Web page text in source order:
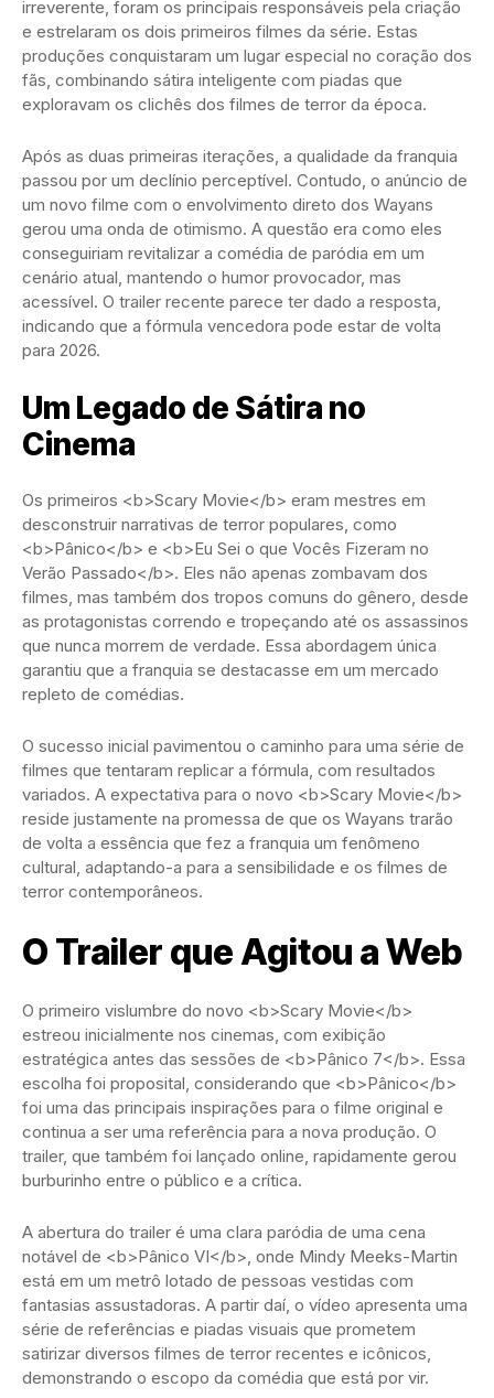
irreverente, foram os principais responsáveis pela criação
e estrelaram os dois primeiros filmes da série. Estas
produções conquistaram um lugar especial no coração dos
fãs, combinando sátira inteligente com piadas que
exploravam os clichês dos filmes de terror da época.
Após as duas primeiras iterações, a qualidade da franquia
passou por um declínio perceptível. Contudo, o anúncio de
um novo filme com o envolvimento direto dos Wayans
gerou uma onda de otimismo. A questão era como eles
conseguiriam revitalizar a comédia de paródia em um
cenário atual, mantendo o humor provocador, mas
acessível. O trailer recente parece ter dado a resposta,
indicando que a fórmula vencedora pode estar de volta
para 2026.
Um Legado de Sátira no
Cinema
Os primeiros <b>Scary Movie</b> eram mestres em
desconstruir narrativas de terror populares, como
<b>Pânico</b> e <b>Eu Sei o que Vocês Fizeram no
Verão Passado</b>. Eles não apenas zombavam dos
filmes, mas também dos tropos comuns do gênero, desde
as protagonistas correndo e tropeçando até os assassinos
que nunca morrem de verdade. Essa abordagem única
garantiu que a franquia se destacasse em um mercado
repleto de comédias.
O sucesso inicial pavimentou o caminho para uma série de
filmes que tentaram replicar a fórmula, com resultados
variados. A expectativa para o novo <b>Scary Movie</b>
reside justamente na promessa de que os Wayans trarão
de volta a essência que fez a franquia um fenômeno
cultural, adaptando-a para a sensibilidade e os filmes de
terror contemporâneos.
O Trailer que Agitou a Web
O primeiro vislumbre do novo <b>Scary Movie</b>
estreou inicialmente nos cinemas, com exibição
estratégica antes das sessões de <b>Pânico 7</b>. Essa
escolha foi proposital, considerando que <b>Pânico</b>
foi uma das principais inspirações para o filme original e
continua a ser uma referência para a nova produção. O
trailer, que também foi lançado online, rapidamente gerou
burburinho entre o público e a crítica.
A abertura do trailer é uma clara paródia de uma cena
notável de <b>Pânico VI</b>, onde Mindy Meeks-Martin
está em um metrô lotado de pessoas vestidas com
fantasias assustadoras. A partir daí, o vídeo apresenta uma
série de referências e piadas visuais que prometem
satirizar diversos filmes de terror recentes e icônicos,
demonstrando o escopo da comédia que está por vir.